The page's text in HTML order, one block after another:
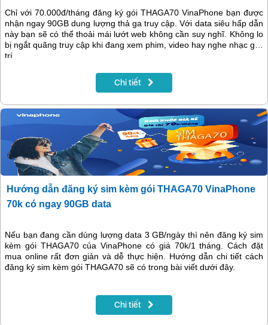
Chỉ với 70.000đ/tháng đăng ký gói THAGA70 VinaPhone bạn được
nhận ngay 90GB dung lượng thả ga truy cập. Với data siêu hấp dẫn
này bạn sẽ có thể thoải mái lướt web không cần suy nghĩ. Không lo
bị ngắt quãng truy cập khi đang xem phim, video hay nghe nhạc giải
trí.
Chi tiết
Hướng dẫn đăng ký sim kèm gói THAGA70 VinaPhone
70k có ngay 90GB data
Nếu bạn đang cần dùng lượng data 3 GB/ngày thì nên đăng ký sim
kèm gói THAGA70 của VinaPhone có giá 70k/1 tháng. Cách đặt
mua online rất đơn giản và dễ thực hiện. Hướng dẫn chi tiết cách
đăng ký sim kèm gói THAGA70 sẽ có trong bài viết dưới đây.
Chi tiết